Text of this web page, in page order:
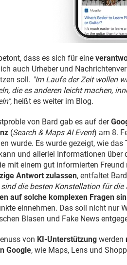
dass es sich für eine
auch Urheber und
soll. "Im Laufe der Zeit wollen
die es anderen leicht machen,
, heißt es weiter im Blog.
von Bard gab es auf der
(Search & Maps AI Event) am 8.
wurde. Es wurde gezeigt, wie
und allerlei Informationen über
mit einem gut informierten Freund
Antwort zulassen, entfaltet
sind die besten Konstellation für die
auf solche komplexen Fragen
einnehmen. Das soll nicht nur
Blasen und Fake News
von KI-Unterstützung werden
Google, wie Maps, Lens und